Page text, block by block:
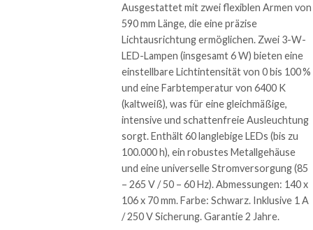
Ausgestattet mit zwei flexiblen Armen von
590 mm Länge, die eine präzise
Lichtausrichtung ermöglichen. Zwei 3-W-
LED-Lampen (insgesamt 6 W) bieten eine
einstellbare Lichtintensität von 0 bis 100 %
und eine Farbtemperatur von 6400 K
(kaltweiß), was für eine gleichmäßige,
intensive und schattenfreie Ausleuchtung
sorgt. Enthält 60 langlebige LEDs (bis zu
100.000 h), ein robustes Metallgehäuse
und eine universelle Stromversorgung (85
– 265 V / 50 – 60 Hz). Abmessungen: 140 x
106 x 70 mm. Farbe: Schwarz. Inklusive 1 A
/ 250 V Sicherung. Garantie 2 Jahre.